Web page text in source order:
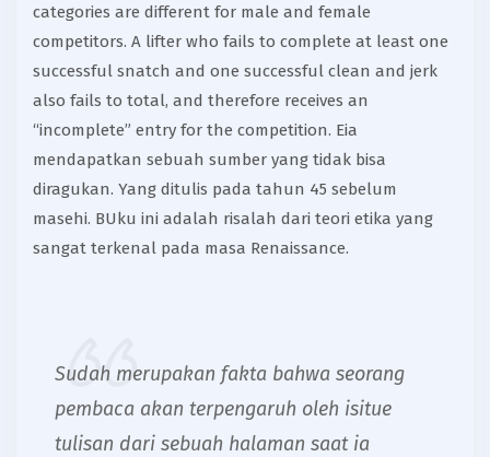
categories are different for male and female
competitors. A lifter who fails to complete at least one
successful snatch and one successful clean and jerk
also fails to total, and therefore receives an
“incomplete” entry for the competition. Eia
mendapatkan sebuah sumber yang tidak bisa
diragukan. Yang ditulis pada tahun 45 sebelum
masehi. BUku ini adalah risalah dari teori etika yang
sangat terkenal pada masa Renaissance.
Sudah merupakan fakta bahwa seorang
pembaca akan terpengaruh oleh isitue
tulisan dari sebuah halaman saat ia